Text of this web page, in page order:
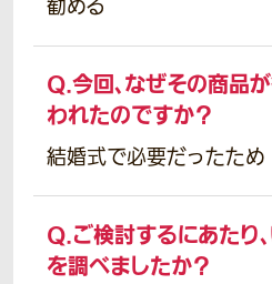
勧める
Q.今回、なぜその商品
われたのですか？
結婚式で必要だったため
Q.ご検討するにあたり
を調べましたか？